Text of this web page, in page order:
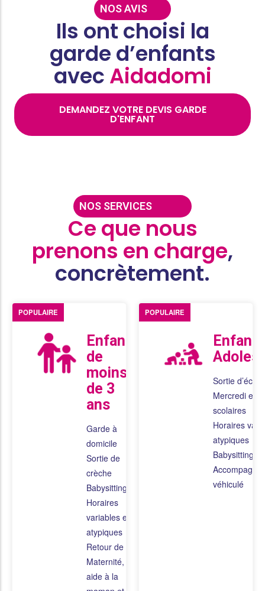
NOS AVIS
Ils ont choisi la
garde d’enfants
avec Aidadomi
DEMANDEZ VOTRE DEVIS GARDE
D'ENFANT
NOS SERVICES
Ce que nous
prenons en charge,
concrètement.
Enfants
de
moins
de 3
ans
Garde à
domicile
Sortie de
crèche
Babysitting
Horaires
variables et
atypiques
Retour de
Maternité,
aide à la
POPULAIRE
Sortie d’école
Mercredi et
scolaires
Horaires
atypiques
Babysitting
véhiculé
POPULAIRE